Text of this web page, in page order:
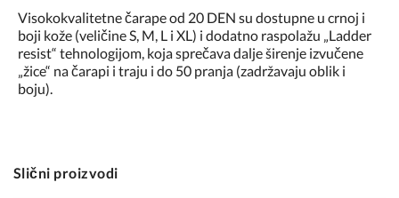
Visokokvalitetne čarape od 20 DEN su dostupne u crnoj i
boji kože (veličine S, M, L i XL) i dodatno raspolažu „Ladder
resist“ tehnologijom, koja sprečava dalje širenje izvučene
„žice“ na čarapi i traju i do 50 pranja (zadržavaju oblik i
boju).
Slični proizvodi